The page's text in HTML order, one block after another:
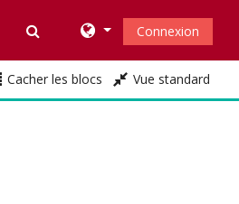
Activer/désactiver la
Connexion
Cacher les blocs Vue standard